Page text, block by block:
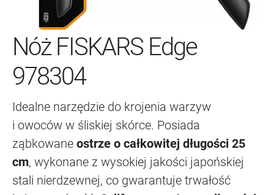
Nóż FISKARS Edge
978304
Idealne narzędzie do krojenia warzyw
i owoców w śliskiej skórce. Posiada
ząbkowane ostrze o całkowitej długości 25
cm, wykonane z wysokiej jakości japońskiej
stali nierdzewnej, co gwarantuje trwałość